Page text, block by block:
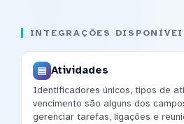
INTEGRAÇÕES
Atividades
Identificadores únicos, tipos de
vencimento são alguns dos
gerenciar tarefas, ligações e